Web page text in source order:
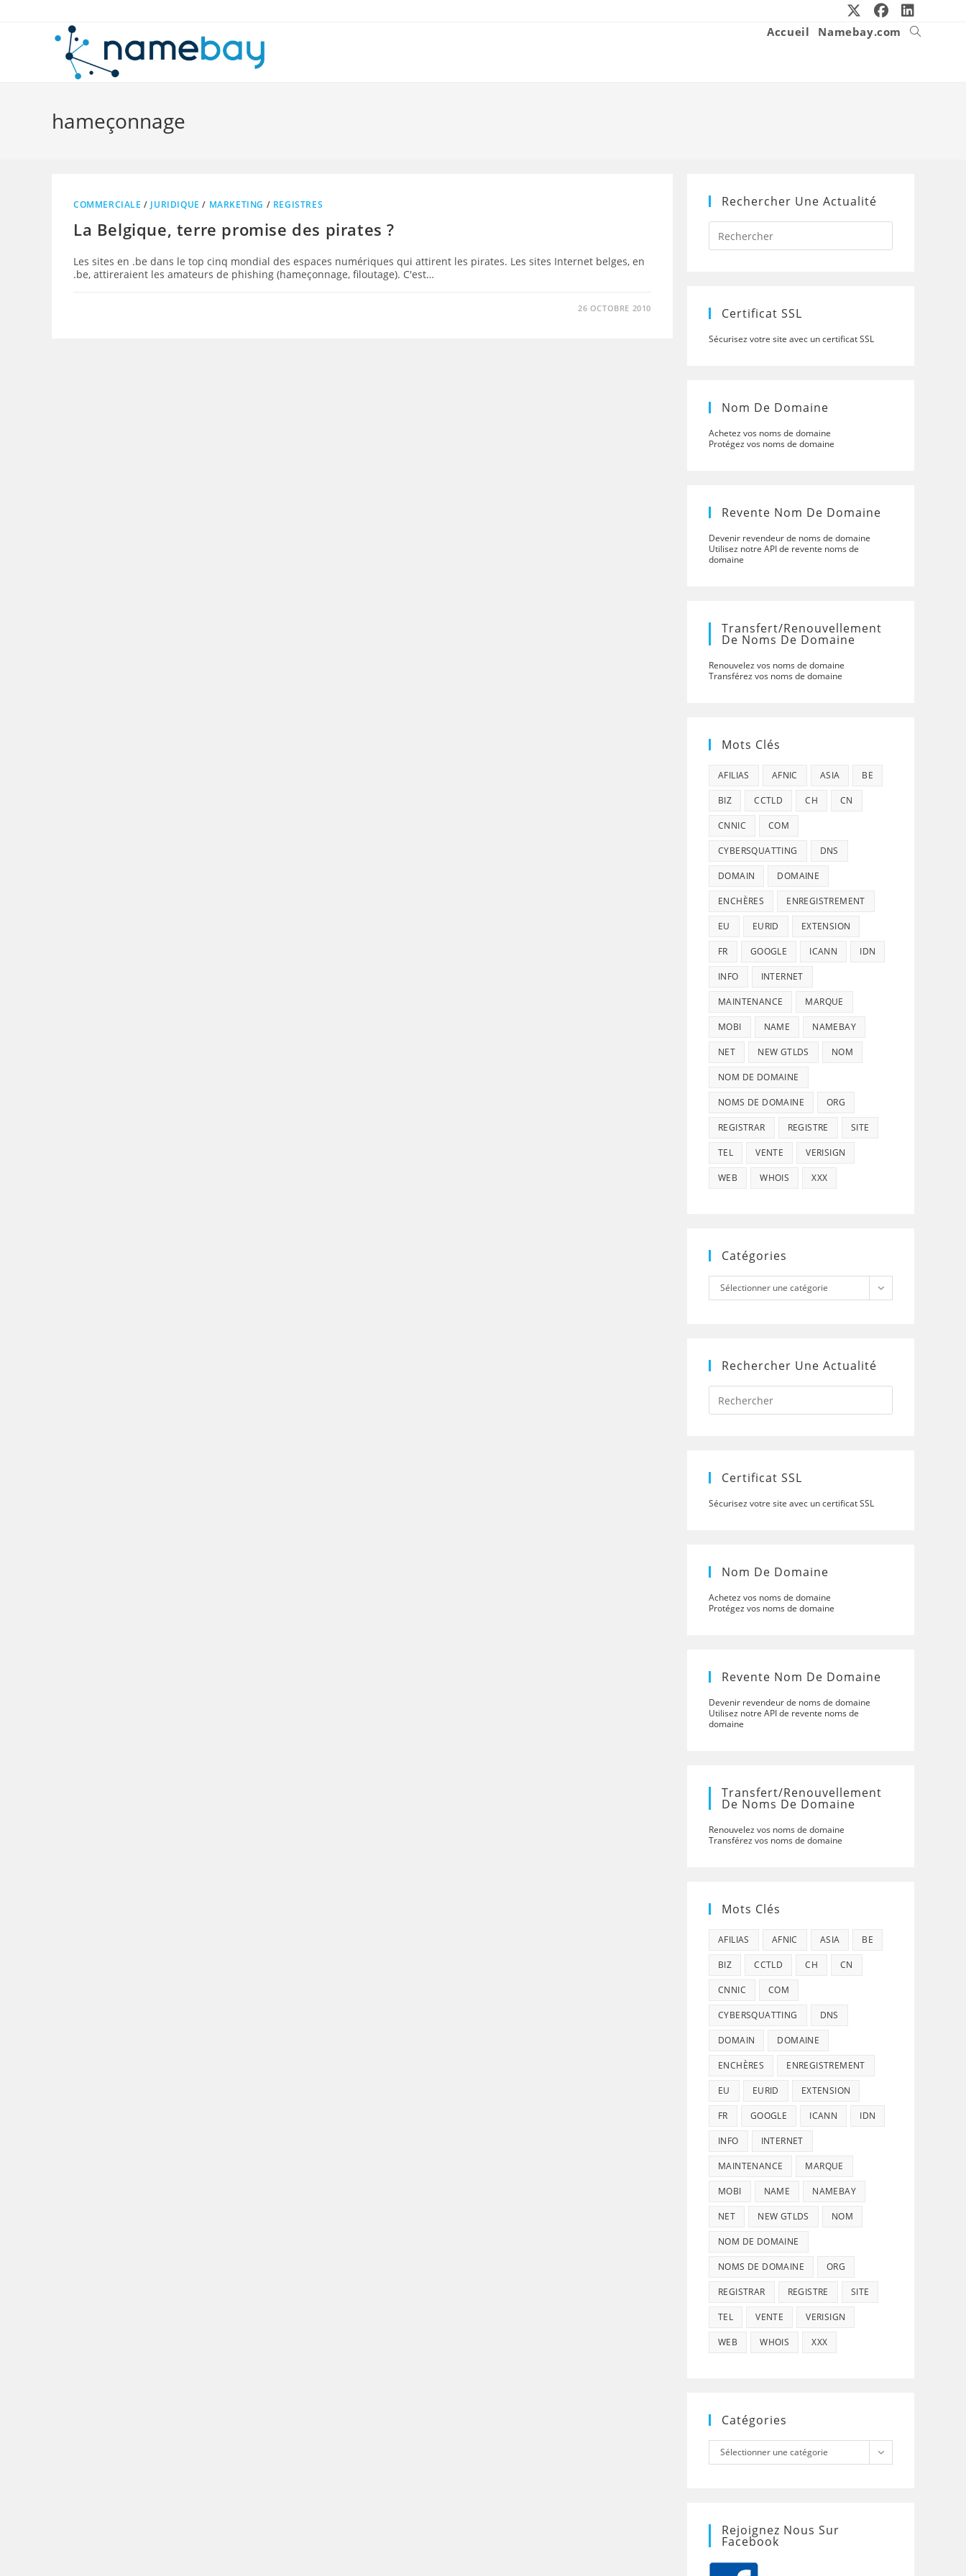
Accueil Namebay.com
Toggle
hameçonnage
COMMERCIALE / JURIDIQUE / MARKETING / REGISTRES
La Belgique, terre promise des pirates ?
Les sites en .be dans le top cinq mondial des espaces numériques qui attirent les pirates. Les sites Internet belges, en
.be, attireraient les amateurs de phishing (hameçonnage, filoutage). C'est…
26 OCTOBRE 2010
Rechercher Une Actualité
Press
to
Certificat SSL
Sécurisez votre site avec un certificat SSL
Nom De Domaine
Achetez vos noms de domaine
Protégez vos noms de domaine
Revente Nom De Domaine
Devenir revendeur de noms de domaine
Utilisez notre API de revente noms de
domaine
Transfert/renouvellement
De Noms De Domaine
Renouvelez vos noms de domaine
Transférez vos noms de domaine
Mots Clés
AFILIAS AFNIC ASIA BE
BIZ CCTLD CH CN
CNNIC COM
CYBERSQUATTING DNS
DOMAIN DOMAINE
ENCHÈRES ENREGISTREMENT
EU EURID EXTENSION
FR GOOGLE ICANN IDN
INFO INTERNET
MAINTENANCE MARQUE
MOBI NAME NAMEBAY
NET NEW GTLDS NOM
NOM DE DOMAINE
NOMS DE DOMAINE ORG
REGISTRAR REGISTRE SITE
TEL VENTE VERISIGN
WEB WHOIS XXX
Catégories
Catégories
Sélectionner une catégorie
Rechercher Une Actualité
Press
to
Certificat SSL
Sécurisez votre site avec un certificat SSL
Nom De Domaine
Achetez vos noms de domaine
Protégez vos noms de domaine
Revente Nom De Domaine
Devenir revendeur de noms de domaine
Utilisez notre API de revente noms de
domaine
Transfert/renouvellement
De Noms De Domaine
Renouvelez vos noms de domaine
Transférez vos noms de domaine
Mots Clés
AFILIAS AFNIC ASIA BE
BIZ CCTLD CH CN
CNNIC COM
CYBERSQUATTING DNS
DOMAIN DOMAINE
ENCHÈRES ENREGISTREMENT
EU EURID EXTENSION
FR GOOGLE ICANN IDN
INFO INTERNET
MAINTENANCE MARQUE
MOBI NAME NAMEBAY
NET NEW GTLDS NOM
NOM DE DOMAINE
NOMS DE DOMAINE ORG
REGISTRAR REGISTRE SITE
TEL VENTE VERISIGN
WEB WHOIS XXX
Catégories
Catégories
Sélectionner une catégorie
Rejoignez Nous Sur
Facebook